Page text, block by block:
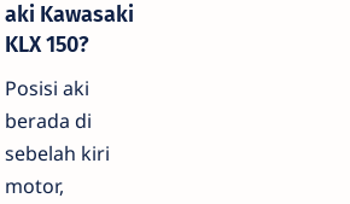
aki Kawasaki
KLX 150?
Posisi aki
berada di
sebelah kiri
motor,